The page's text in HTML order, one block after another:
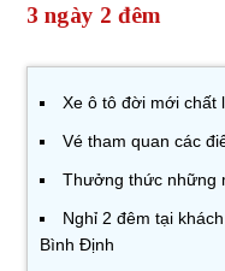
3 ngày 2 đêm
Xe ô tô đời mới chất
Vé tham quan các
Thưởng thức những
Nghỉ 2 đêm tại
Bình Định